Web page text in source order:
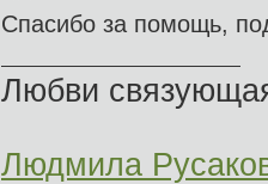
Спасибо за помощь,
Любви
Людмила